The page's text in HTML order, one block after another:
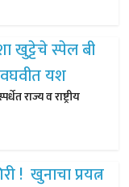
राज्य व राष्ट्रीय